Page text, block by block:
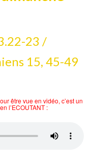
23 /
15, 45-49
être vue en vidéo, c’est un
l’ECOUTANT :